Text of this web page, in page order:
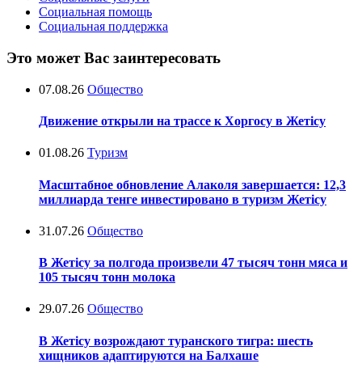
Социальная помощь
Социальная поддержка
Это может Вас заинтересовать
07.08.26 Общество
Движение открыли на трассе к Хоргосу в Жетісу
01.08.26 Туризм
Масштабное обновление Алаколя завершается: 12,3
миллиарда тенге инвестировано в туризм Жетісу
31.07.26 Общество
В Жетісу за полгода произвели 47 тысяч тонн мяса и
105 тысяч тонн молока
29.07.26 Общество
В Жетісу возрождают туранского тигра: шесть
хищников адаптируются на Балхаше